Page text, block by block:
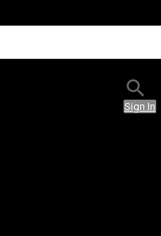
Sign In